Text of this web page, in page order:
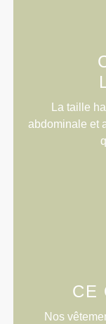
La taille
abdominale et
CE
Nos